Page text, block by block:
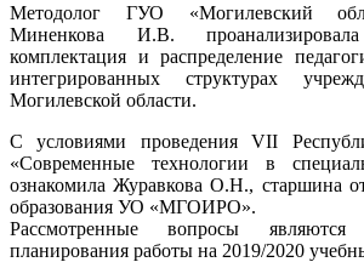
Методолог ГУО «Могилевский
Миненкова И.В. проанализировала
комплектация и распределение
интегрированных структурах
Могилевской области.
С условиями проведения VII
«Современные технологии в
ознакомила Журавкова О.Н., старшина
образования УО «МГОИРО».
Рассмотренные вопросы
планирования работы на 2019/2020